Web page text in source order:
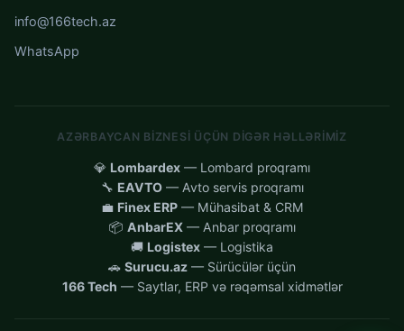
info@166tech.az
WhatsApp
AZƏRBAYCAN BIZNESI ÜÇÜN DIGƏR HƏLLƏRIMIZ
💎 Lombardex — Lombard proqramı
🔧 EAVTO— Avto servis proqramı
💼 Finex ERP— Mühasibat & CRM
📦 AnbarEX— Anbar proqramı
🚚 Logistex — Logistika
🚗 Surucu.az — Sürücülər üçün
166 Tech — Saytlar, ERP və rəqəmsal xidmətlər